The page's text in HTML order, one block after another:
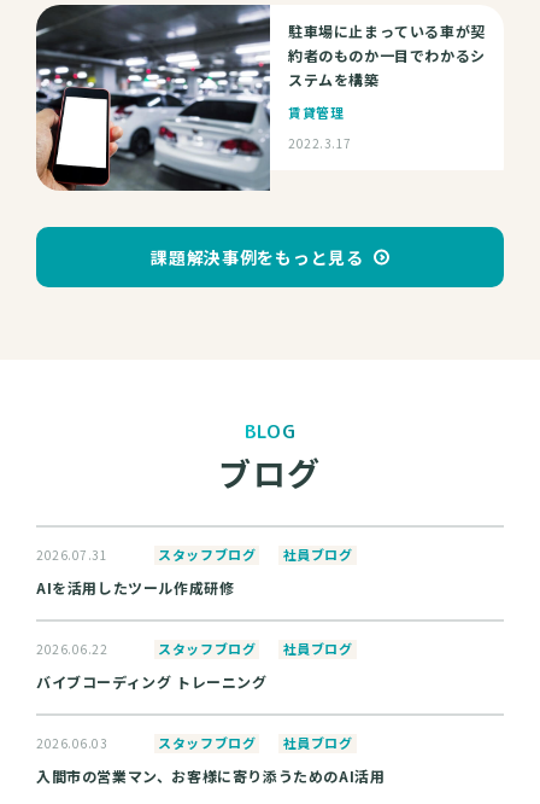
駐車場に止まっている車が契
約者のものか一目でわかるシ
ステムを構築
賃貸管理
2022.3.17
課題解決事例をもっと見る
BLOG
ブログ
2026.07.31 スタッフブログ 社員ブログ
AIを活用したツール作成研修
2026.06.22 スタッフブログ 社員ブログ
バイブコーディング トレーニング
2026.06.03 スタッフブログ 社員ブログ
入間市の営業マン、お客様に寄り添うためのAI活用